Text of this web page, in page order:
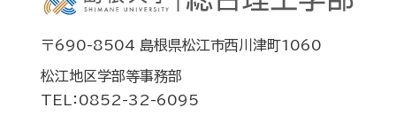
〒690-8504 島根県松江市西川津町1060
松江地区学部等事務部
TEL：0852-32-6095